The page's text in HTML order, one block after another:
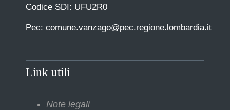
Codice SDI: UFU2R0
Pec: comune.vanzago@pec.regione.lombardia.it
Link utili
Note legali